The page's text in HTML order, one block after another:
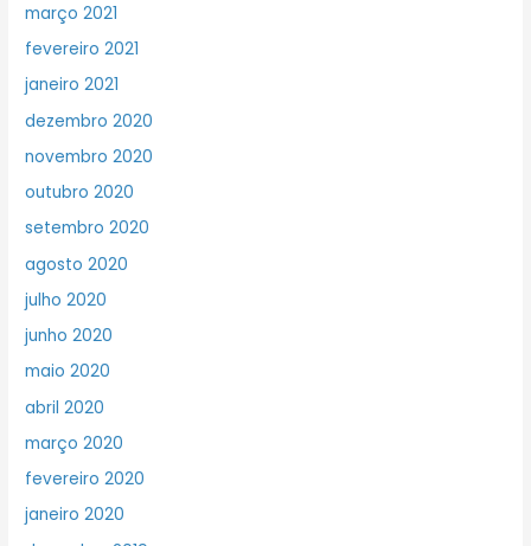
março 2021
fevereiro 2021
janeiro 2021
dezembro 2020
novembro 2020
outubro 2020
setembro 2020
agosto 2020
julho 2020
junho 2020
maio 2020
abril 2020
março 2020
fevereiro 2020
janeiro 2020